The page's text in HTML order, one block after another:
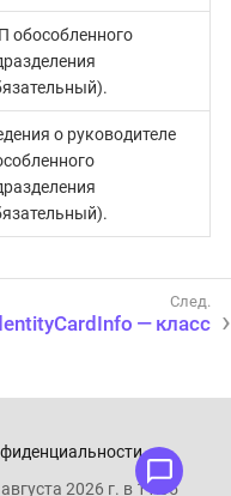
обособленного
о руководителе
— класс
.
2026 г. в 11:05